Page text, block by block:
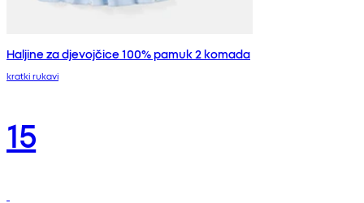
Haljine za djevojčice 100% pamuk 2 komada
kratki rukavi
15